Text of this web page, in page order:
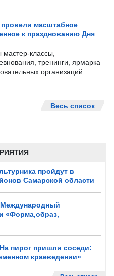
пройдут в
Самарской области
«Форма,образ,
пирог пришли соседи:
краеведении»
масштабное
к празднованию Дня
классы,
тренинги, ярмарка
организаций
Весь список